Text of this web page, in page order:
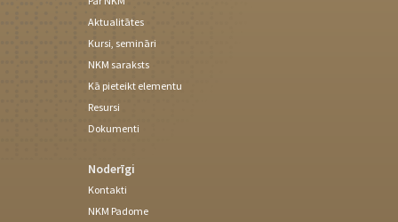
Aktualitātes
Kursi, semināri
NKM saraksts
Kā pieteikt elementu
Resursi
Dokumenti
Noderīgi
Kontakti
NKM Padome